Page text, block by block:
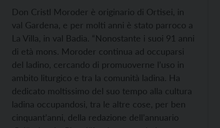
Don Cristl Moroder è originario di Ortisei, in
val Gardena, e per molti anni è stato parroco a
La Villa, in val Badia. “Nonostante i suoi 91 anni
di età mons. Moroder continua ad occuparsi
del ladino, cercando di promuoverne l’uso in
ambito liturgico e tra la comunità ladina. Ha
dedicato moltissimo del suo tempo alla cultura
ladina occupandosi, tra le altre cose, per ben
cinquant’anni, della redazione dell’annuario